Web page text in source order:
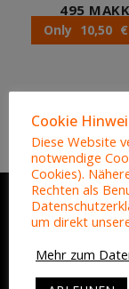
Only 10,50 €
495
Makkaroni mit
ADRESSE
Cookie
Diese Website
notwendige
Cookies).
Rechten als
um direkt
Mehr zum